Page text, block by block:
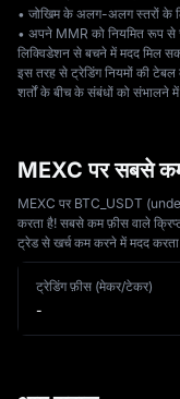
• जोखिम के अलग-अलग स्तरों के
• अपने MMR को नियमित रूप से
लिक्विडेशन से बचने में मदद मिल
इस तरह से ट्रेडिंग नियमों की
शर्तों के बीच के संबंधों को संभालने
MEXC पर सबसे
MEXC पर BTC_USDT
करता है! सबसे कम फ़ीस वाले
ट्रेड से खर्च कम करने में मदद
ट्रेडिंग फ़ीस (मेकर/टेकर)
-